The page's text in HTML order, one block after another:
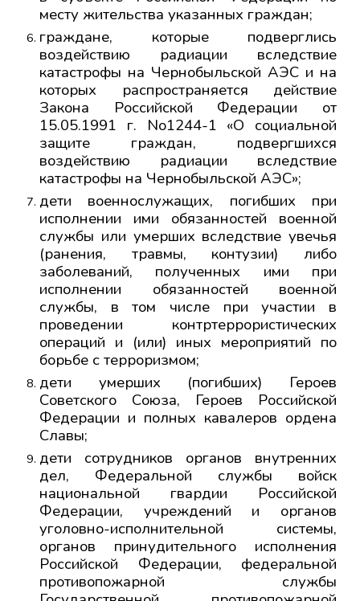
месту жительства указанных граждан;
граждане, которые подверглись
воздействию радиации вследствие
катастрофы на Чернобыльской АЭС и на
которых распространяется действие
Закона Российской Федерации от
15.05.1991 г. No1244-1 «О социальной
защите граждан, подвергшихся
воздействию радиации вследствие
катастрофы на Чернобыльской АЭС»;
дети военнослужащих, погибших при
исполнении ими обязанностей военной
службы или умерших вследствие увечья
(ранения, травмы, контузии) либо
заболеваний, полученных ими при
исполнении обязанностей военной
службы, в том числе при участии в
проведении контртеррористических
операций и (или) иных мероприятий по
борьбе с терроризмом;
дети умерших (погибших) Героев
Советского Союза, Героев Российской
Федерации и полных кавалеров ордена
Славы;
дети сотрудников органов внутренних
дел, Федеральной службы войск
национальной гвардии Российской
Федерации, учреждений и органов
уголовно-исполнительной системы,
органов принудительного исполнения
Российской Федерации, федеральной
противопожарной службы